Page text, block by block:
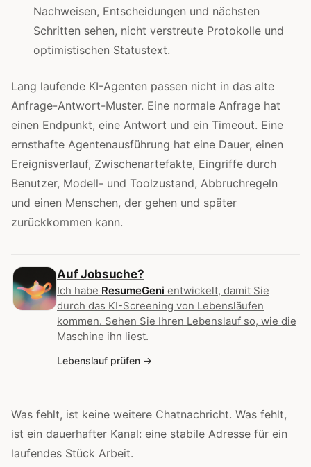
Nachweisen, Entscheidungen und nächsten
Schritten sehen, nicht verstreute Protokolle und
optimistischen Statustext.
Lang laufende KI-Agenten passen nicht in das alte
Anfrage-Antwort-Muster. Eine normale Anfrage hat
einen Endpunkt, eine Antwort und ein Timeout. Eine
ernsthafte Agentenausführung hat eine Dauer, einen
Ereignisverlauf, Zwischenartefakte, Eingriffe durch
Benutzer, Modell- und Toolzustand, Abbruchregeln
und einen Menschen, der gehen und später
zurückkommen kann.
Auf Jobsuche?
Ich habe ResumeGeni entwickelt, damit Sie
durch das KI-Screening von Lebensläufen
kommen. Sehen Sie Ihren Lebenslauf so, wie die
Maschine ihn liest.
Lebenslauf prüfen
Was fehlt, ist keine weitere Chatnachricht. Was fehlt,
ist ein dauerhafter Kanal: eine stabile Adresse für ein
laufendes Stück Arbeit.